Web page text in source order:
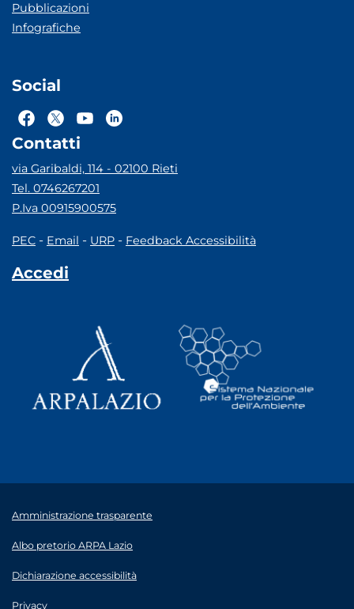
Pubblicazioni
Infografiche
Social
Contatti
via Garibaldi, 114 - 02100 Rieti
Tel. 0746267201
P.Iva 00915900575
PEC - Email - URP - Feedback Accessibilità
Accedi
Amministrazione trasparente
Albo pretorio ARPA Lazio
Dichiarazione accessibilità
Privacy